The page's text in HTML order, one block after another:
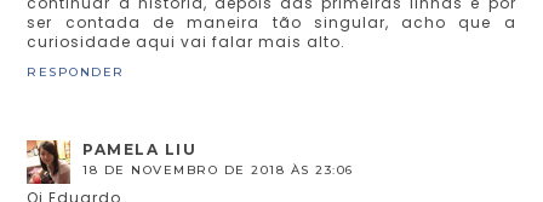
ser contada de maneira tão singular, acho que a
curiosidade aqui vai falar mais alto.
RESPONDER
PAMELA LIU
18 DE NOVEMBRO DE 2018 ÀS 23:06
Oi Eduardo.